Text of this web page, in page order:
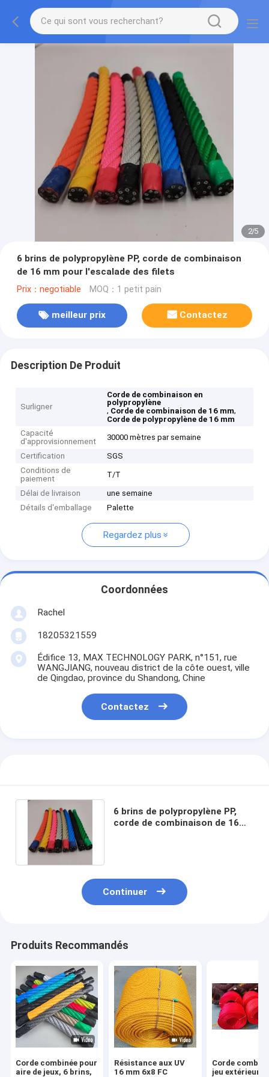
2/5
6 brins de polypropylène PP, corde de combinaison
de 16 mm pour l'escalade des filets
Prix：negotiable MOQ：1 petit pain
meilleur prix Contactez
Description De Produit
Surligner
Corde de combinaison en
polypropylène
, Corde de combinaison de 16 mm,
Corde de polypropylène de 16 mm
Capacité
d'approvisionnement
30000 mètres par semaine
Certification
SGS
Conditions de
paiement
T/T
Délai de livraison
une semaine
Détails d'emballage
Palette
Regardez plus
Coordonnées
Rachel
18205321559
Édifice 13, MAX TECHNOLOGY PARK, n°151, rue
WANGJIANG, nouveau district de la côte ouest, ville
de Qingdao, province du Shandong, Chine
Contactez
6 brins de polypropylène PP,
corde de combinaison de 16
Continuer
Produits Recommandés
Corde combinée pour
aire de jeux, 6 brins,
Résistance aux UV
16 mm 6x8 FC
Corde
jeu extérieure